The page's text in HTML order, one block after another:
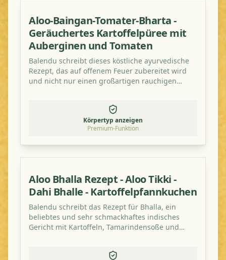
Aloo-Baingan-Tomater-Bharta -
Geräuchertes Kartoffelpüree mit
Auberginen und Tomaten
Balendu schreibt dieses köstliche ayurvedische
Rezept, das auf offenem Feuer zubereitet wird
und nicht nur einen großartigen rauchigen
Körpertyp anzeigen
Premium-Funktion
Aloo Bhalla Rezept - Aloo Tikki -
Dahi Bhalle - Kartoffelpfannkuchen
Balendu schreibt das Rezept für Bhalla, ein
beliebtes und sehr schmackhaftes indisches
Gericht mit Kartoffeln, Tamarindensoße und